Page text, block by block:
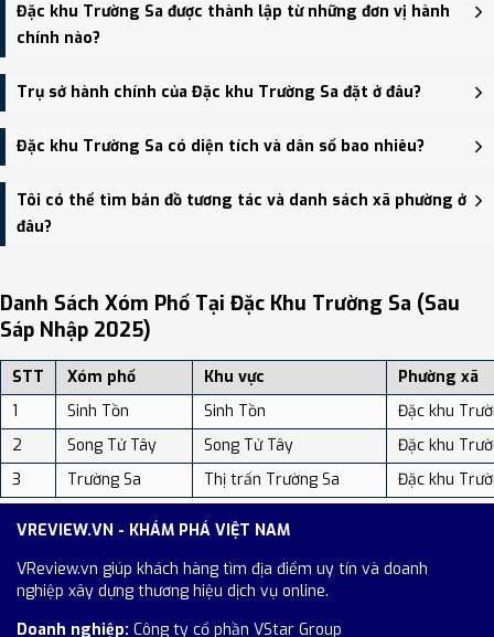
Đặc khu Trường Sa được thành lập từ những đơn vị hành
chính nào?
Đặc khu Trường Sa được thành lập trên cơ sở sáp nhập Thị trấn
Trường Sa, Xã Song Tử Tây, Xã Sinh Tồn.
Trụ sở hành chính của Đặc khu Trường Sa đặt ở đâu?
Trụ sở hành chính mới của Đặc khu Trường Sa đặt tại HĐND và
UBND huyện Trường Sa - trung tâm khu vực thuận tiện giao
thông.
Đặc khu Trường Sa có diện tích và dân số bao nhiêu?
Đặc khu Trường Sa có Diện tích: 7.70 km², Dân số: 93 người, Mật
độ dân số: Khoảng 12.08 người/km²
Tôi có thể tìm bản đồ tương tác và danh sách xã phường ở
đâu?
địa điểm tại: VReview.vn - Nền tảng review địa điểm, dịch vụ và du
lịch uy tín tại Việt Nam.
Danh Sách Xóm Phố Tại Đặc Khu Trường Sa (sau
Sáp Nhập 2025)
STT Xóm phố Khu vực
Phường xã
1
Sinh Tồn Sinh Tồn
Đặc khu
2
Song Tử Tây Song Tử Tây
Đặc khu
3
Trường Sa Thị trấn Trường Sa Đặc khu
VREVIEW.VN - KHÁM PHÁ VIỆT NAM
VReview.vn giúp khách hàng tìm địa điểm uy tín và doanh
nghiệp xây dựng thương hiệu dịch vụ online.
Doanh nghiệp: Công ty cổ phần VStar Group